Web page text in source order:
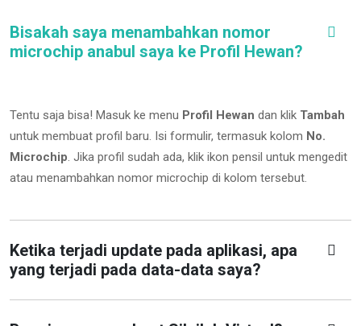
Bisakah saya menambahkan nomor
microchip anabul saya ke Profil Hewan?
Tentu saja bisa! Masuk ke menu Profil Hewan dan klik Tambah
untuk membuat profil baru. Isi formulir, termasuk kolom No.
Microchip. Jika profil sudah ada, klik ikon pensil untuk mengedit
atau menambahkan nomor microchip di kolom tersebut.
Ketika terjadi update pada aplikasi, apa
yang terjadi pada data-data saya?